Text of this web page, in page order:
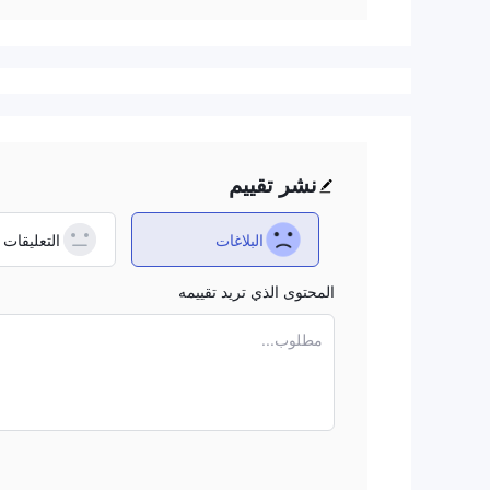
نشر تقييم
البلاغات التعليقات
المحتوى الذي تريد تقييمه
مطلوب...